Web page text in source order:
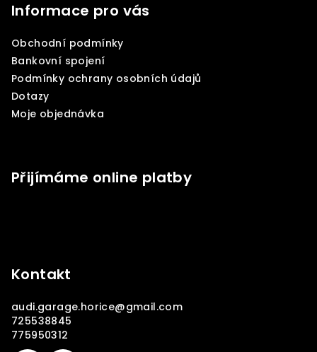
Informace pro vás
Obchodní podmínky
Bankovní spojení
Podmínky ochrany osobních údajů
Dotazy
Moje objednávka
Přijímáme online platby
Kontakt
audi.garage.horice@gmail.com
725538845
775950312